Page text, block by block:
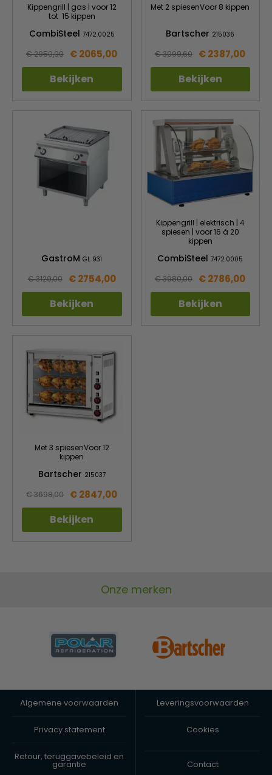
Kippengrill | gas | voor 12
tot 15 kippen
CombiSteel 7472.0025
€ 2950,00 € 2065,00
Bekijken
Met 2 spiesenVoor 8 kippen
Bartscher 215036
€ 3099,60 € 2387,00
Bekijken
GastroMGL 931
€ 3129,00 € 2754,00
Bekijken
Kippengrill | elektrisch | 4
spiesen | voor 16 á 20
kippen
CombiSteel7472.0005
€ 3980,00 € 2786,00
Bekijken
Met 3 spiesenVoor 12
kippen
Bartscher 215037
€ 3698,00 € 2847,00
Bekijken
Onze merken
Algemene voorwaarden Leveringsvoorwaarden
Privacy statement Cookies
Retour, teruggavebeleid en
garantie Contact